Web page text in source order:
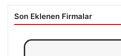
Son Eklenen Firmalar